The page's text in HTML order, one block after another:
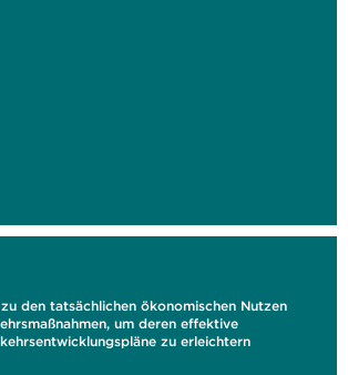
den tatsächlichen ökonomischen Nutzen
um deren effektive
zu erleichtern